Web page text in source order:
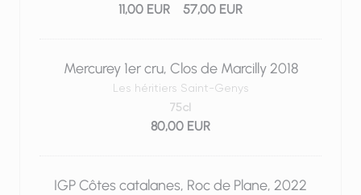
11,00 EUR 57,00 EUR
Mercurey 1er cru, Clos de Marcilly 2018
Les héritiers Saint-Genys
80,00 EUR
75cl
IGP Côtes catalanes, Roc de Plane, 2022